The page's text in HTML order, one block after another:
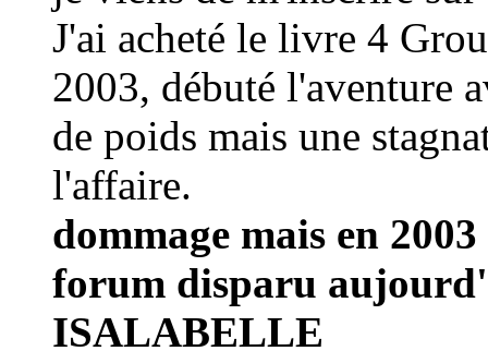
J'ai acheté le livre 4
2003, débuté l'aventure
de poids mais une
l'affaire.
dommage mais en
forum disparu
ISALABELLE